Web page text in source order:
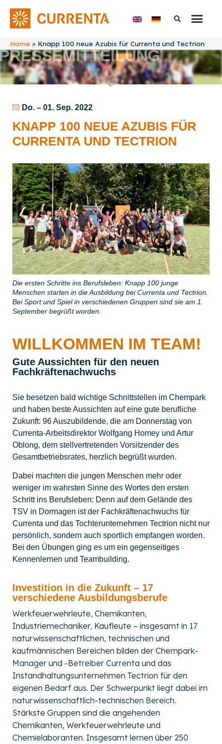
Home » Knapp 100 neue Azubis für Currenta und Tectrion
Do. – 01. Sep. 2022
KNAPP 100 NEUE AZUBIS FÜR
CURRENTA UND TECTRION
Die ersten Schritte ins Berufsleben: Knapp 100 junge
Menschen starten in die Ausbildung bei Currenta und Tectrion.
Bei Sport und Spiel in verschiedenen Gruppen sind sie am 1.
September begrüßt worden.
WILLKOMMEN IM TEAM!
Gute Aussichten für den neuen
Fachkräftenachwuchs
Sie besetzen bald wichtige Schnittstellen im Chempark
und haben beste Aussichten auf eine gute berufliche
Zukunft: 96 Auszubildende, die am Donnerstag von
Currenta-Arbeitsdirektor Wolfgang Homey und Artur
Oblong, dem stellvertretenden Vorsitzender des
Gesamtbetriebsrates, herzlich begrüßt wurden.
Dabei machten die jungen Menschen mehr oder
weniger im wahrsten Sinne des Wortes den ersten
Schritt ins Berufsleben: Denn auf dem Gelände des
TSV in Dormagen ist der Fachkräftenachwuchs für
Currenta und das Tochterunternehmen Tectrion nicht nur
persönlich, sondern auch sportlich empfangen worden.
Bei den Übungen ging es um ein gegenseitiges
Kennenlernen und Teambuilding.
Investition in die Zukunft – 17
verschiedene Ausbildungsberufe
Werkfeuerwehrleute, Chemikanten,
Industriemechaniker, Kaufleute – insgesamt in 17
naturwissenschaftlichen, technischen und
kaufmännischen Bereichen bilden der Chempark-
Manager und -Betreiber Currenta und das
Instandhaltungsunternehmen Tectrion für den
eigenen Bedarf aus. Der Schwerpunkt liegt dabei im
naturwissenschaftlich-technischen Bereich.
Stärkste Gruppen sind die angehenden
Chemikanten, Werkfeuerwehrleute und
Chemielaboranten. Insgesamt lernen über 250